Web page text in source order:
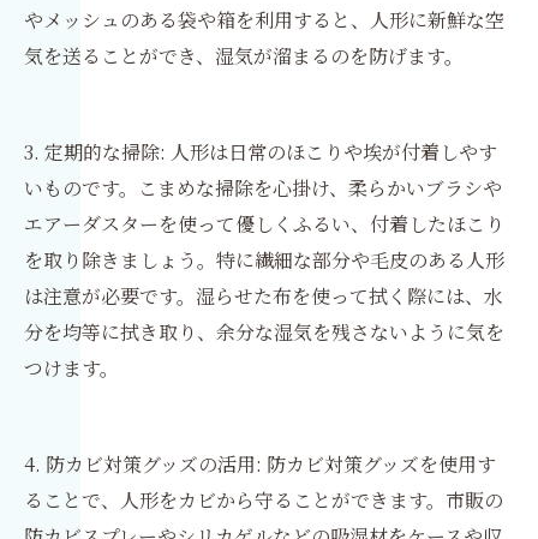
やメッシュのある袋や箱を利用すると、人形に新鮮な空
気を送ることができ、湿気が溜まるのを防げます。
3. 定期的な掃除: 人形は日常のほこりや埃が付着しやす
いものです。こまめな掃除を心掛け、柔らかいブラシや
エアーダスターを使って優しくふるい、付着したほこり
を取り除きましょう。特に繊細な部分や毛皮のある人形
は注意が必要です。湿らせた布を使って拭く際には、水
分を均等に拭き取り、余分な湿気を残さないように気を
つけます。
4. 防カビ対策グッズの活用: 防カビ対策グッズを使用す
ることで、人形をカビから守ることができます。市販の